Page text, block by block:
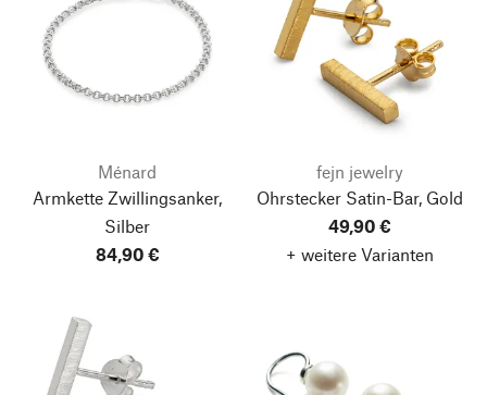
Ménard
Armkette Zwillingsanker,
Silber
84,90 €
fejn jewelry
Ohrstecker Satin-Bar, Gold
49,90 €
+ weitere Varianten